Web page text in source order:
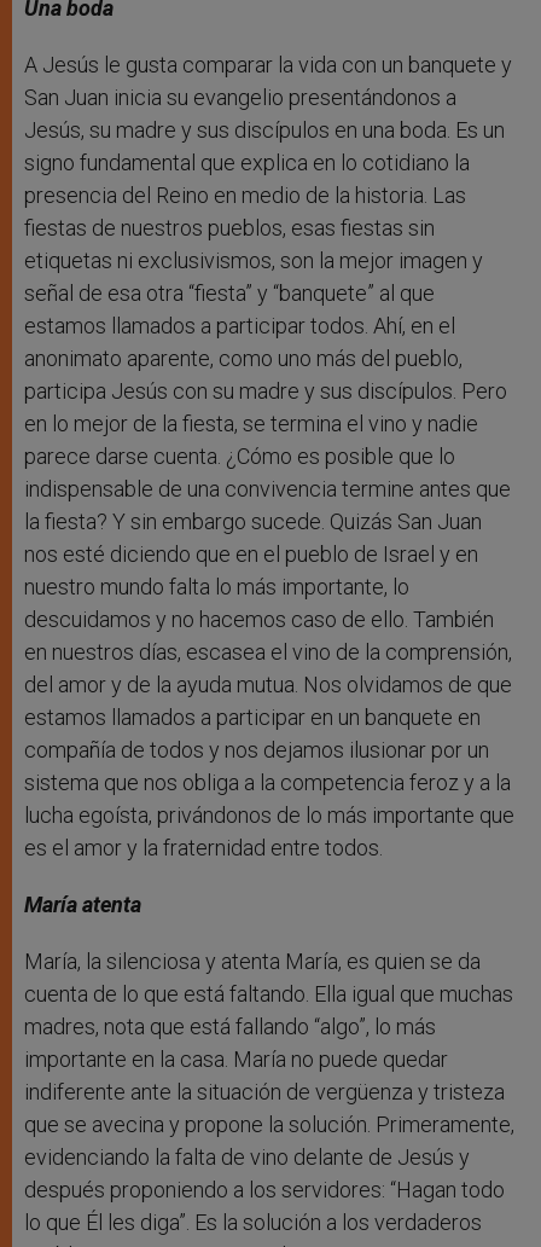
Una boda
A Jesús le gusta comparar la vida con un banquete y
San Juan inicia su evangelio presentándonos a
Jesús, su madre y sus discípulos en una boda. Es un
signo fundamental que explica en lo cotidiano la
presencia del Reino en medio de la historia. Las
fiestas de nuestros pueblos, esas fiestas sin
etiquetas ni exclusivismos, son la mejor imagen y
señal de esa otra “fiesta” y “banquete” al que
estamos llamados a participar todos. Ahí, en el
anonimato aparente, como uno más del pueblo,
participa Jesús con su madre y sus discípulos. Pero
en lo mejor de la fiesta, se termina el vino y nadie
parece darse cuenta. ¿Cómo es posible que lo
indispensable de una convivencia termine antes que
la fiesta? Y sin embargo sucede. Quizás San Juan
nos esté diciendo que en el pueblo de Israel y en
nuestro mundo falta lo más importante, lo
descuidamos y no hacemos caso de ello. También
en nuestros días, escasea el vino de la comprensión,
del amor y de la ayuda mutua. Nos olvidamos de que
estamos llamados a participar en un banquete en
compañía de todos y nos dejamos ilusionar por un
sistema que nos obliga a la competencia feroz y a la
lucha egoísta, privándonos de lo más importante que
es el amor y la fraternidad entre todos.
María atenta
María, la silenciosa y atenta María, es quien se da
cuenta de lo que está faltando. Ella igual que muchas
madres, nota que está fallando “algo”, lo más
importante en la casa. María no puede quedar
indiferente ante la situación de vergüenza y tristeza
que se avecina y propone la solución. Primeramente,
evidenciando la falta de vino delante de Jesús y
después proponiendo a los servidores: “Hagan todo
lo que Él les diga”. Es la solución a los verdaderos